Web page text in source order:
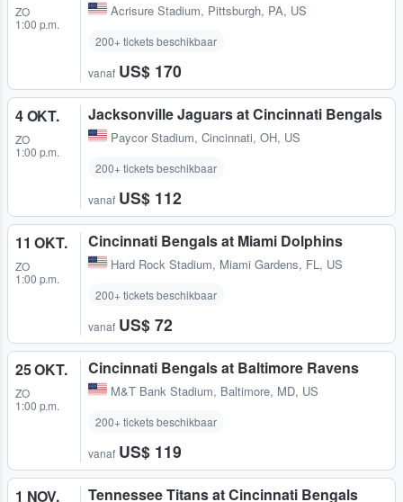
ZO
1:00 p.m.
Acrisure Stadium, Pittsburgh, PA, US
200+ tickets beschikbaar
vanaf US$ 170
4 OKT.
ZO
1:00 p.m.
Jacksonville Jaguars at Cincinnati Bengals
Paycor Stadium, Cincinnati, OH, US
200+ tickets beschikbaar
vanaf US$ 112
11 OKT.
ZO
1:00 p.m.
Cincinnati Bengals at Miami Dolphins
Hard Rock Stadium, Miami Gardens, FL, US
200+ tickets beschikbaar
vanaf US$ 72
25 OKT.
ZO
1:00 p.m.
Cincinnati Bengals at Baltimore Ravens
M&T Bank Stadium, Baltimore, MD, US
200+ tickets beschikbaar
vanaf US$ 119
1 NOV. Tennessee Titans at Cincinnati Bengals